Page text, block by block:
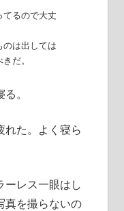
るので大丈
は出しては
だ。
。
れた。よく寝ら
ーレス一眼はし
真を撮らないの